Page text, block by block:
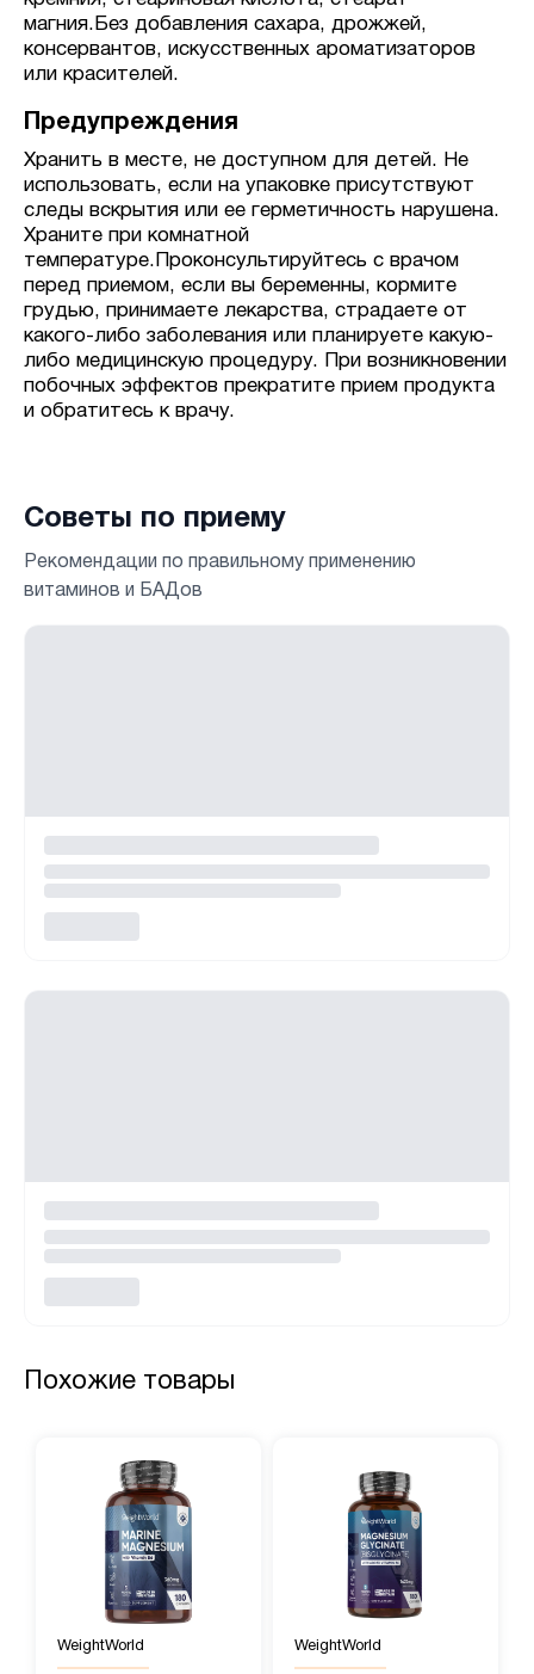
магния.Без добавления сахара, дрожжей,
консервантов, искусственных ароматизаторов
или красителей.
Предупреждения
Хранить в месте, не доступном для детей. Не
использовать, если на упаковке присутствуют
следы вскрытия или ее герметичность нарушена.
Храните при комнатной
температуре.Проконсультируйтесь с врачом
перед приемом, если вы беременны, кормите
грудью, принимаете лекарства, страдаете от
какого-либо заболевания или планируете какую-
либо медицинскую процедуру. При возникновении
побочных эффектов прекратите прием продукта
и обратитесь к врачу.
Советы по приему
Рекомендации по правильному применению
витаминов и БАДов
Похожие товары
WeightWorld WeightWorld